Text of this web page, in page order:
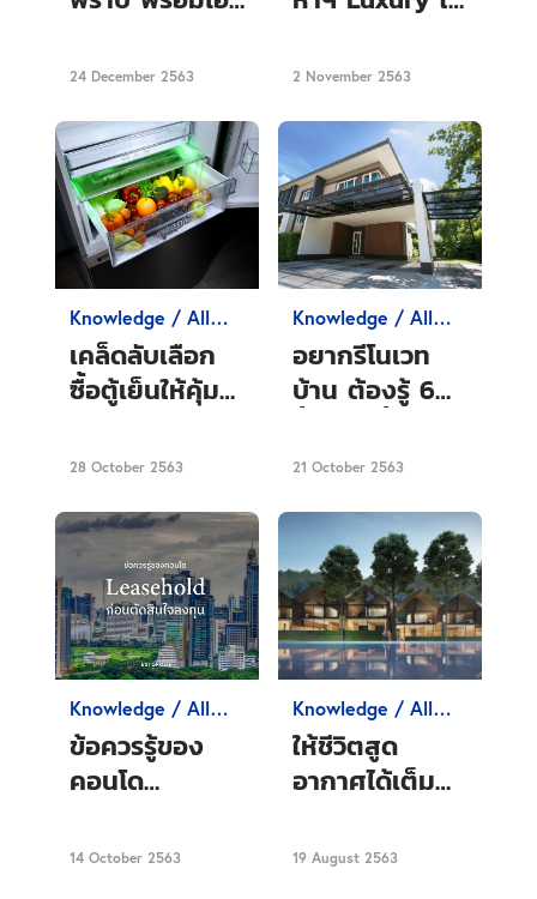
จริง!
24 December 2563
ไม้ตาย มีอะไร
2 November 2563
Knowledge / All
about Condo
เคล็ดลับเลือก
ซื้อตู้เย็นให้คุ้ม
ไลฟ์สไตล์คนรุ่น
28 October 2563
Knowledge / All
about Condo
อยากรีโนเวท
บ้าน ต้องรู้ 6
ลงมือทำ
21 October 2563
Knowledge / All
about Condo
ข้อควรรู้ของ
คอนโด
ก่อนตัดสินใจซื้อ
14 October 2563
Knowledge / All
about Condo
ให้ชีวิตสูด
อากาศได้เต็ม
กึ่งวิลล่าโอบ
19 August 2563